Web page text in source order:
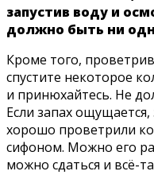
запустив воду и
должно быть ни
Кроме того,
спустите некоторое
и принюхайтесь. Не
Если запах
хорошо проветрили
сифоном. Можно его
можно сдаться и всё-